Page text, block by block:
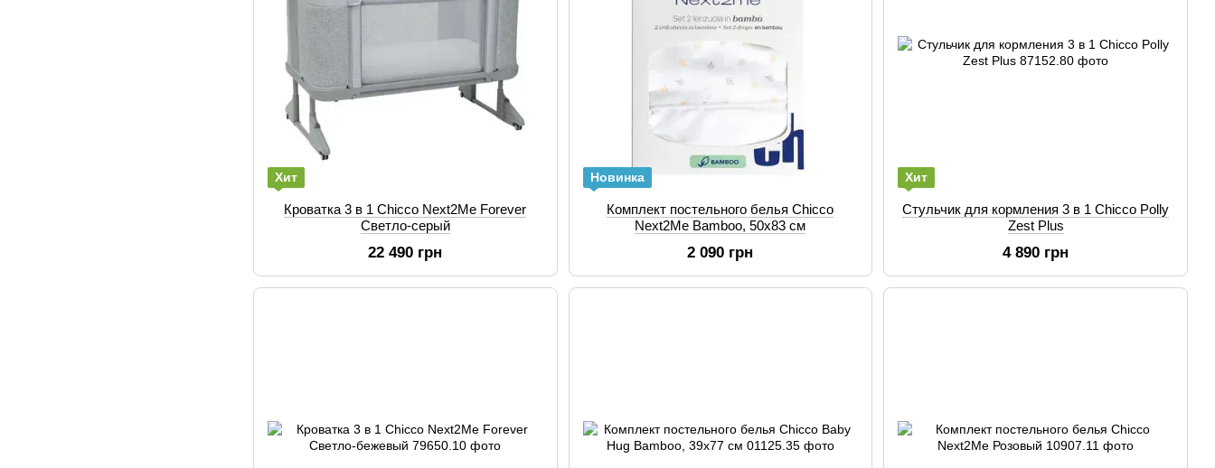
Хит
Кроватка 3 в 1 Chicco Next2Me Forever
Светло-серый
22 490 грн
Новинка
Комплект постельного белья Chicco
Next2Me Bamboo, 50х83 см
2 090 грн
Хит
Стульчик для кормления 3 в 1 Chicco Polly
Zest Plus
4 890 грн